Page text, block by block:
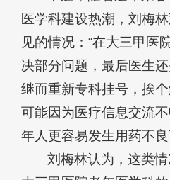
医学科建设热潮，刘梅
见的情况：“在大三甲医
决部分问题，最后医生
继而重新专科挂号，挨
可能因为医疗信息交流
年人更容易发生用药不良
刘梅林认为，这类